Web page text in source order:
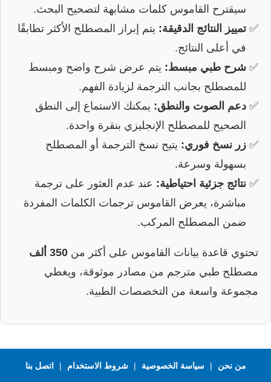
سيقترح القاموس كلمات مشابهة لتصحيح البحث.
تمييز النتائج الدقيقة: يتم إبراز المصطلح الأكثر تطابقًا
في أعلى النتائج.
شرح طبي مبسط: يتم عرض شرح واضح ومبسط
للمصطلح بجانب الترجمة لزيادة الفهم.
دعم الصوت والنطق: يمكنك الاستماع إلى النطق
الصحيح للمصطلح الإنجليزي بنقرة واحدة.
زر نسخ فوري: يتيح نسخ الترجمة أو المصطلح
بسهولة وسرعة.
نتائج جزئية احتياطية: عند عدم العثور على ترجمة
مباشرة، يعرض القاموس ترجمات الكلمات المفردة
ضمن المصطلح المركب.
تحتوي قاعدة بيانات القاموس على أكثر من 350 ألف
مصطلح طبي مترجم من مصادر موثوقة، ويغطي
مجموعة واسعة من التخصصات الطبية.
من نحن | سياسة الخصوصية | شروط الاستخدام | اتصل بنا